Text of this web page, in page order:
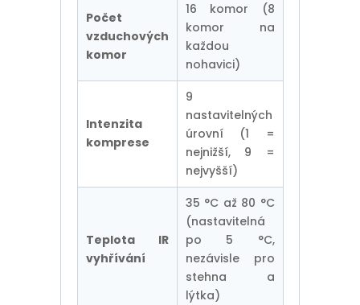
Počet
vzduchových
komor
16 komor (8
komor na
každou
nohavici)
Intenzita
komprese
9
nastavitelných
úrovní (1 =
nejnižší, 9 =
nejvyšší)
Teplota IR
vyhřívání
35 °C až 80 °C
(nastavitelná
po 5 °C,
nezávisle pro
stehna a
lýtka)